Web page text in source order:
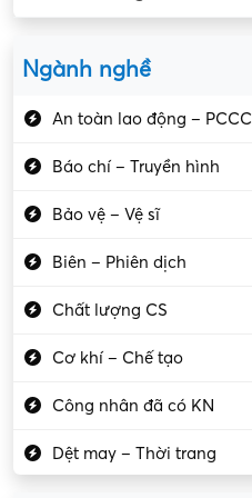
Ngành nghề
An toàn lao động – PCCC
Báo chí – Truyền hình
Bảo vệ – Vệ sĩ
Biên – Phiên dịch
Chất lượng CS
Cơ khí – Chế tạo
Công nhân đã có KN
Dệt may – Thời trang